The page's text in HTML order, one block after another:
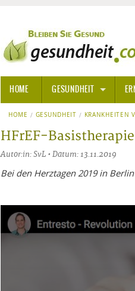
HOME GESUNDHEIT
ALLGEMEINE
ALTERNATIVE HEILWEISEN
ALTERNATIVE MEDIZIN
GIFTSTOFFE
HOME GESUNDHEIT KRANKHEITEN
HFrEF-
Autor:in: SvL • Datum: 13.11.2019
Bei den Herztagen 2019 in